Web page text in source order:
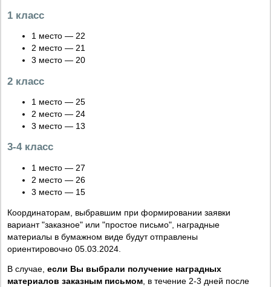
1 класс
1 место — 22
2 место — 21
3 место — 20
2 класс
1 место — 25
2 место — 24
3 место — 13
3-4 класс
1 место — 27
2 место — 26
3 место — 15
Координаторам, выбравшим при формировании заявки
вариант "заказное" или "простое письмо", наградные
материалы в бумажном виде будут отправлены
ориентировочно 05.03.2024.
В случае, если Вы выбрали получение наградных
материалов заказным письмом, в течение 2-3 дней после